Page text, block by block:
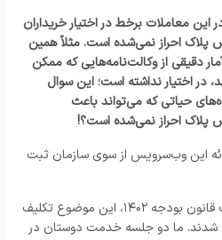
معاملات برخط در اختیار خریداران
پلاک احراز نمی‌شده است. مثلاً همین
دقیقی از وکالت‌نامه‌هایی که ممکن
اختیار نداشته است؛ این سوال
حیاتی که می‌تواند باعث
پلاک احراز نمی‌شده است؟!
این وب‌سرویس از سوی سازمان ثبت
ساعدی: در اجرای جزء ۴ بند کاف قانون بودجه ۱۴۰۲، این موضوع تکلیف
شدند. ما دو جلسه خدمت دوستان در